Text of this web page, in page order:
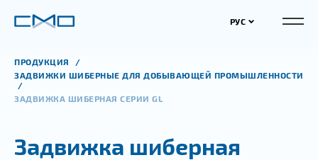
РУС
ПРОДУКЦИЯ
ЗАДВИЖКИ ШИБЕРНЫЕ ДЛЯ ДОБЫВАЮЩЕЙ ПРОМЫШЛЕННОСТИ
ЗАДВИЖКА ШИБЕРНАЯ СЕРИИ GL
Задвижка шиберная